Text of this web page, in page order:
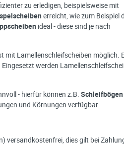
zu erledigen, beispielsweise mit
erreicht, wie zum Beispiel
ideal - diese sind je nach
mit Lamellenschleifscheiben möglich.
werden
- hierfür können z.B. Schleifbögen
und Körnungen verfügbar.
versandkostenfrei, dies gilt bei